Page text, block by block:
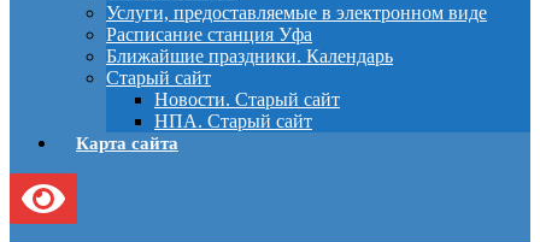
Услуги, предоставляемые в электронном виде
Расписание станция Уфа
Ближайшие праздники. Календарь
Старый сайт
Новости. Старый сайт
НПА. Старый сайт
Карта сайта